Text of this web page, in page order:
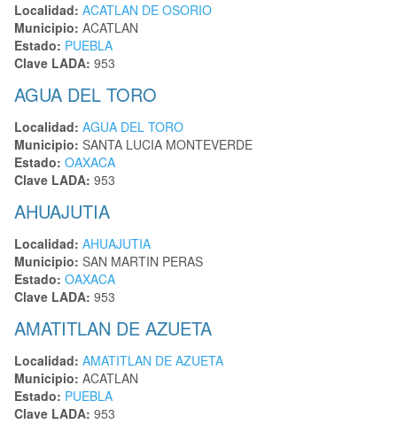
Localidad: ACATLAN DE OSORIO
Municipio: ACATLAN
Estado: PUEBLA
Clave LADA: 953
AGUA DEL TORO
Localidad: AGUA DEL TORO
Municipio: SANTA LUCIA MONTEVERDE
Estado: OAXACA
Clave LADA: 953
AHUAJUTIA
Localidad: AHUAJUTIA
Municipio: SAN MARTIN PERAS
Estado: OAXACA
Clave LADA: 953
AMATITLAN DE AZUETA
Localidad: AMATITLAN DE AZUETA
Municipio: ACATLAN
Estado: PUEBLA
Clave LADA: 953